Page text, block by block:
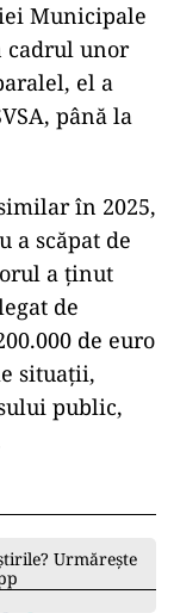
Municipale
cadrul unor
el a
până la
în 2025,
a scăpat de
a ținut
de
de euro
situații,
public,
Urmărește